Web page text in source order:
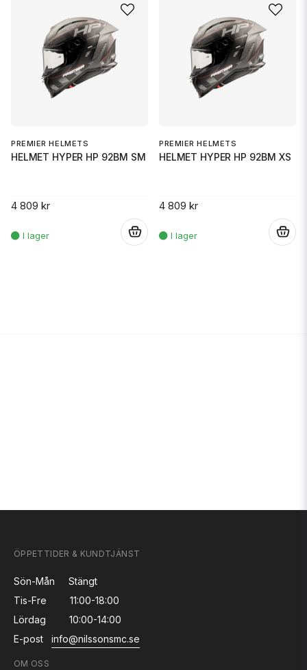
PREMIER HELMETS
HELMET HYPER HP 92BM SM
4 809 kr
PREMIER HELMETS
HELMET HYPER HP 92BM XS
4 809 kr
ÖPPETTIDER & KUNDTJÄNST
Sön-Mån
Stängt
Tis-Fre
11:00-18:00
Lördag
10:00-14:00
E-post
info@nilssonsmc.se
OM OSS